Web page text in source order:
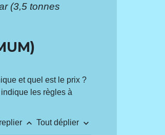
(3,5 tonnes
et quel est le prix ?
les règles à
keyboard_arrow_up Tout déplier keyboard_arrow_down